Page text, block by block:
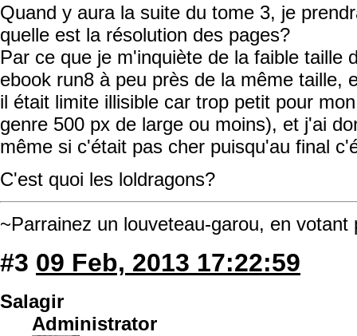
Quand y aura la suite du tome 3, je
quelle est la résolution des pages?
Par ce que je m'inquiète de la faible taille
ebook run8 à peu près de la même taille,
il était limite illisible car trop petit pour
genre 500 px de large ou moins), et j'ai
même si c'était pas cher puisqu'au final
C'est quoi les loldragons?
~Parrainez un louveteau-garou, en
#3 09 Feb, 2013 17:22:59
Salagir
Administrator